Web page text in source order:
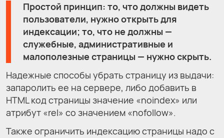
Простой принцип: то, что должны видеть
пользователи, нужно открыть для
индексации; то, что не должны —
служебные, административные и
малополезные страницы — нужно скрыть.
Надежные способы убрать страницу из выдачи:
запаролить ее на сервере, либо добавить в
HTML код страницы значение «noindex» или
атрибут «rel» со значением «nofollow».
Также ограничить индексацию страницы надо с